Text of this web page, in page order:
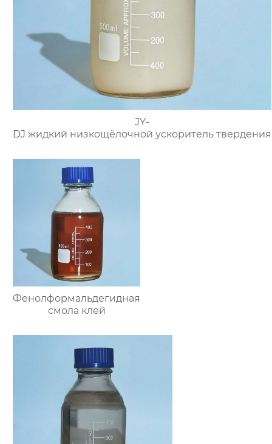
JY-
DJ жидкий низкощёлочной ускоритель твердения
Фенолформальдегидная
смола клей